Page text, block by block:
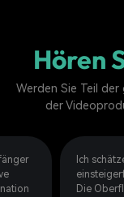
Hören
Werden Sie Teil
der
Ich
Die